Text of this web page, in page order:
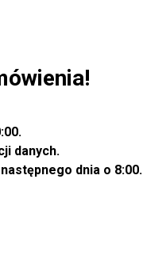
danych.
dnia o 8:00.